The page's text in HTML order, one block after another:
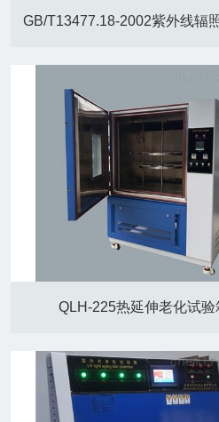
GB/T13477.18-2002紫外线辐
QLH-225热延伸老化试验